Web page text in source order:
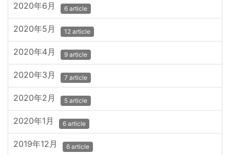
2020年6月 6 article
2020年5月 12 article
2020年4月 9 article
2020年3月 7 article
2020年2月 5 article
2020年1月 6 article
2019年12月 6 article